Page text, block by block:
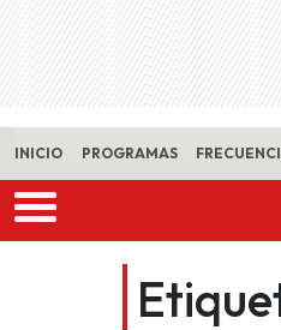
INICIO PROGRAMAS